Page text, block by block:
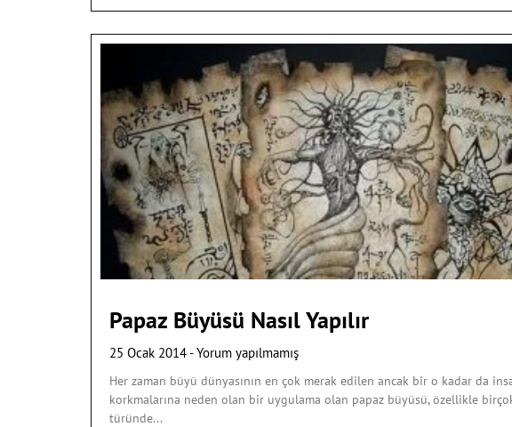
Papaz Büyüsü Nasıl Yapılır
25 Ocak 2014 Yorum yapılmamış
Her zaman büyü dünyasının en çok merak edilen ancak bir o kadar da
korkmalarına neden olan bir uygulama olan papaz büyüsü, özellikle
türünde